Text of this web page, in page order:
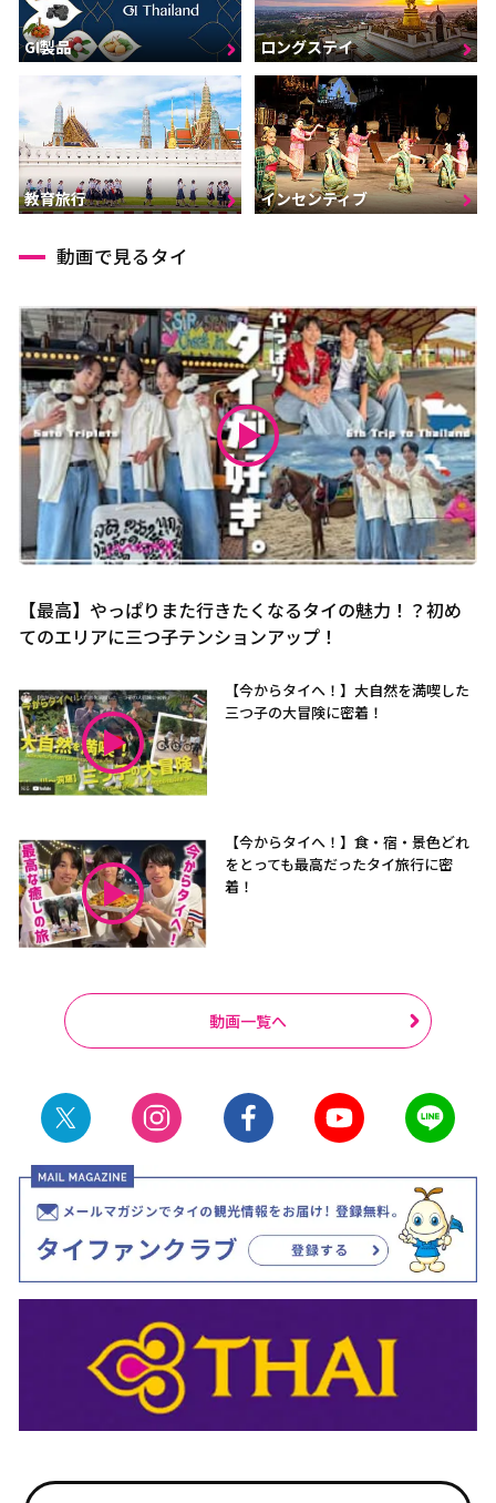
GI製品 ロングステイ
教育旅行 インセンティブ
動画で見るタイ
【最高】やっぱりまた行きたくなるタイの魅力！？初め
てのエリアに三つ子テンションアップ！
【今からタイへ！】大自然を満喫した
三つ子の大冒険に密着！
【今からタイへ！】食・宿・景色どれ
をとっても最高だったタイ旅行に密
着！
動画一覧へ